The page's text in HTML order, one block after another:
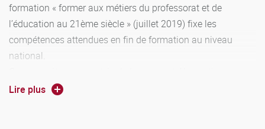
formation « former aux métiers du professorat et de
l’éducation au 21ème siècle » (juillet 2019) fixe les
compétences attendues en fin de formation au niveau
national.
intégral (CCI). Cette modalité d’évaluation consiste à
Lire plus